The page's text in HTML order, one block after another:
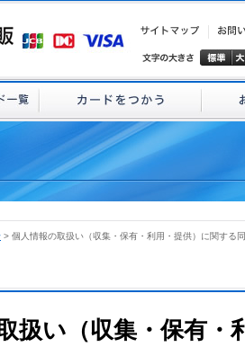
> 個人情報の取扱い（収集・保有・利用・提供）に関する
扱い（収集・保有・